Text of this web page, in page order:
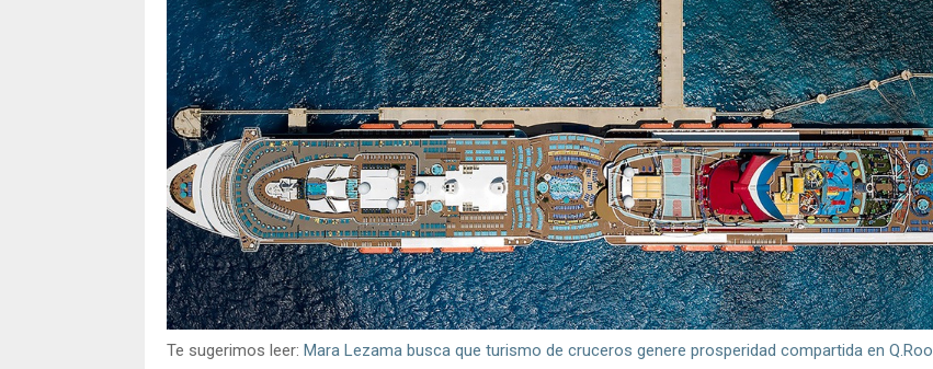
Te sugerimos leer: Mara Lezama busca que turismo de cruceros genere prosperidad compartida en Q.Roo